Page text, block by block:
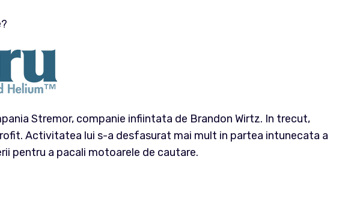
Stremor, companie infiintata de Brandon Wirtz. In trecut,
Activitatea lui s-a desfasurat mai mult in partea intunecata a
pentru a pacali motoarele de cautare.